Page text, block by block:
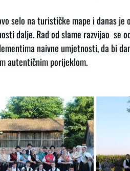
selo na turističke mape i danas je
dalje. Rad od slame razvijao  se
naivne umjetnosti, da bi
autentičnim porijeklom.